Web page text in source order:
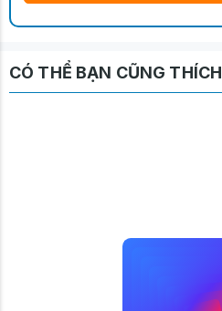
CÓ THỂ BẠN CŨNG THÍCH